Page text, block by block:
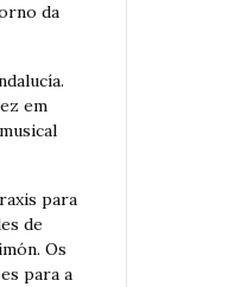
da
em
para
de
Os
para a